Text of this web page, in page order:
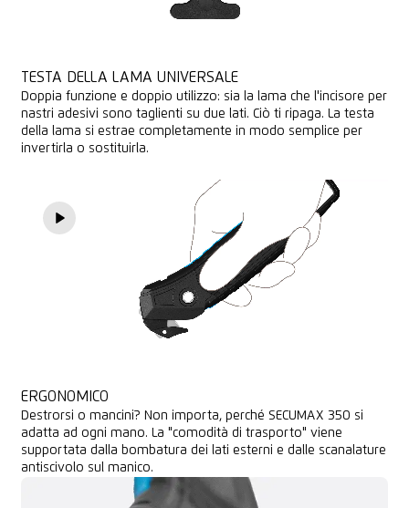
TESTA DELLA LAMA UNIVERSALE
Doppia funzione e doppio utilizzo: sia la lama che l'incisore per
nastri adesivi sono taglienti su due lati. Ciò ti ripaga. La testa
della lama si estrae completamente in modo semplice per
invertirla o sostituirla.
ERGONOMICO
Destrorsi o mancini? Non importa, perché SECUMAX 350 si
adatta ad ogni mano. La "comodità di trasporto" viene
supportata dalla bombatura dei lati esterni e dalle scanalature
antiscivolo sul manico.